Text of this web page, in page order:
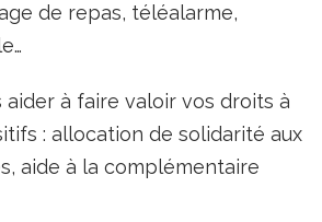
de repas, téléalarme,
à faire valoir vos droits à
: allocation de solidarité aux
aide à la complémentaire